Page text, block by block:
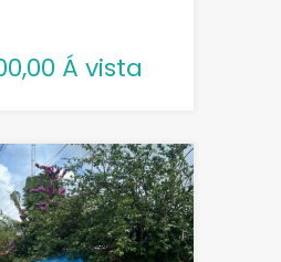
Á vista